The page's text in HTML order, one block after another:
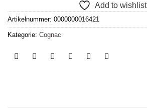
Add to wishlist
Artikelnummer: 0000000016421
Kategorie: Cognac